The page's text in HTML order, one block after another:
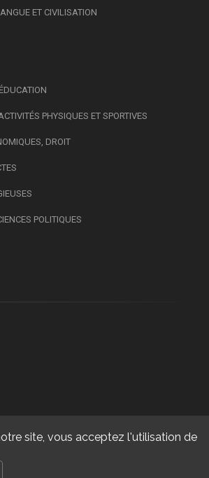
site, vous acceptez l'utilisation de
ET CIVILISATION
PHYSIQUES ET SPORTIVES
DROIT
POLITIQUES